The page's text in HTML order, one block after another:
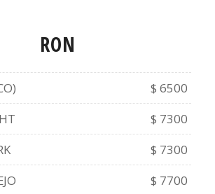
RON
$ 6500
$ 7300
$ 7300
$ 7700